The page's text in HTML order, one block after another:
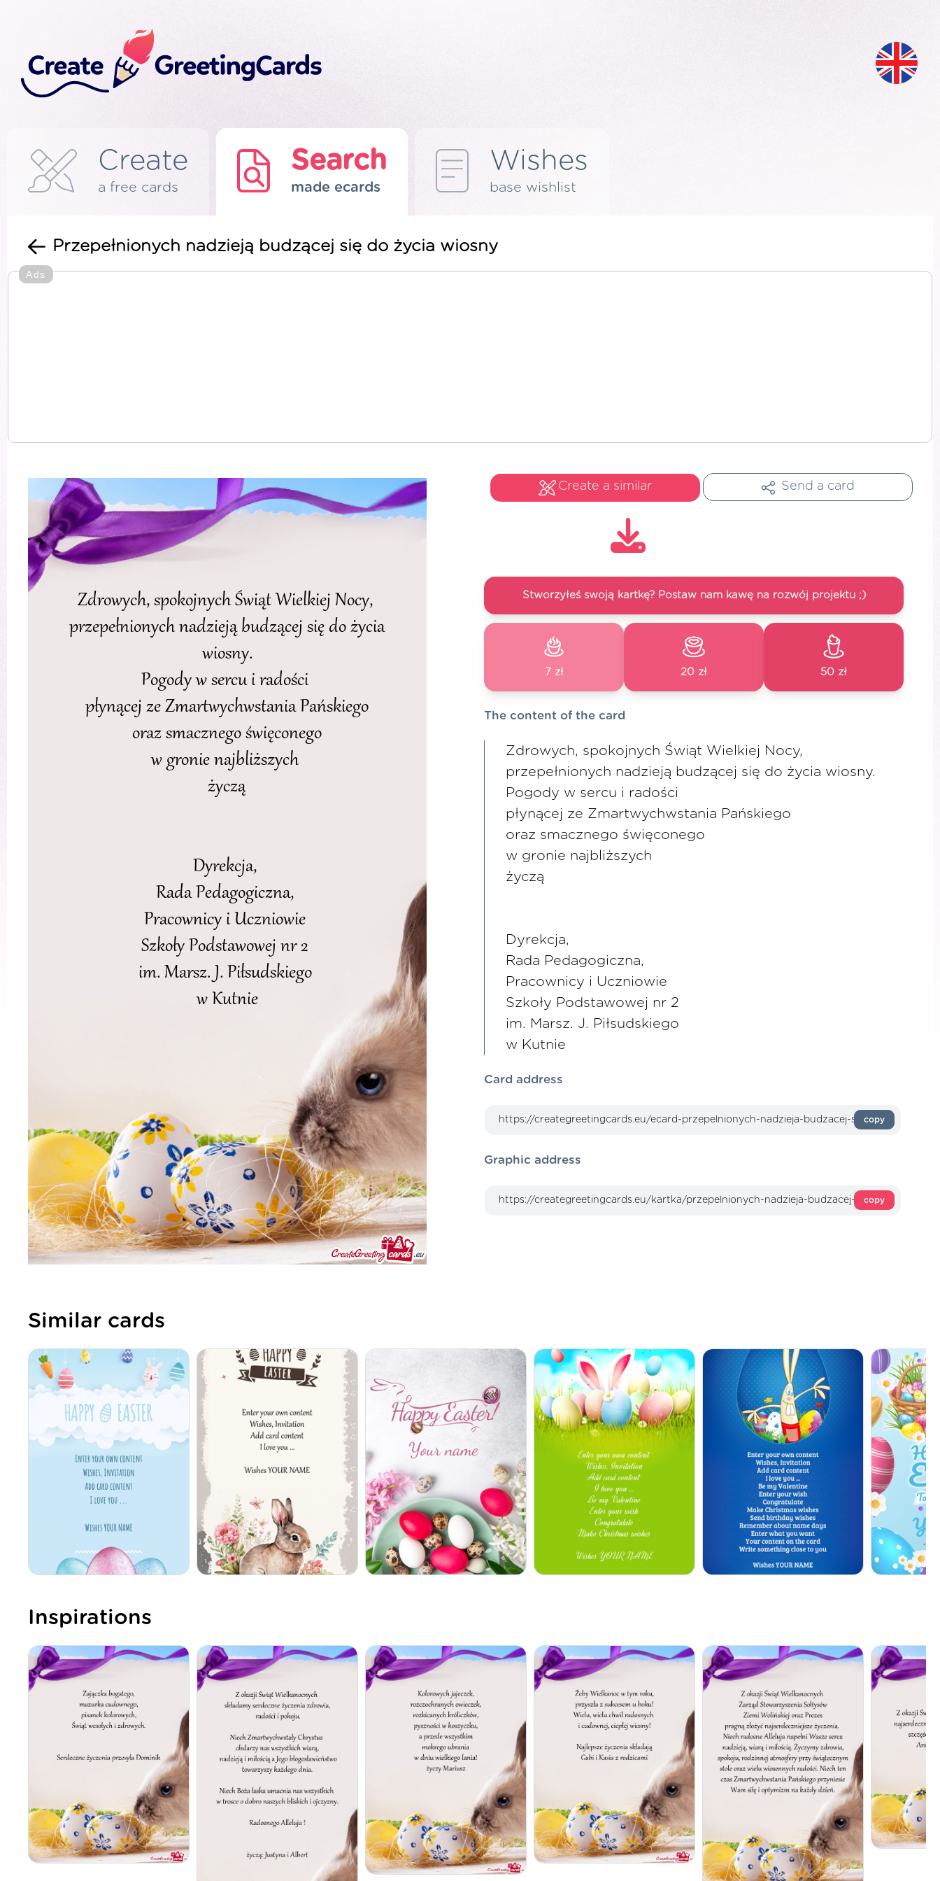
Create
a free cards
Search
made ecards
Wishes
base wishlist
Przepełnionych nadzieją budzącej się do życia wiosny
Ads
Create a similar Send a card
Stworzyłeś swoją kartkę? Postaw nam kawę na rozwój projektu ;)
7 zł 20 zł 50 zł
The content of the card
Zdrowych, spokojnych Świąt Wielkiej Nocy,
przepełnionych nadzieją budzącej się do życia wiosny.
Pogody w sercu i radości
płynącej ze Zmartwychwstania Pańskiego
oraz smacznego święconego
w gronie najbliższych
życzą
Dyrekcja,
Rada Pedagogiczna,
Pracownicy i Uczniowie
Szkoły Podstawowej nr 2
im. Marsz. J. Piłsudskiego
w Kutnie
Card address
copy
Graphic address
copy
Similar cards
Inspirations